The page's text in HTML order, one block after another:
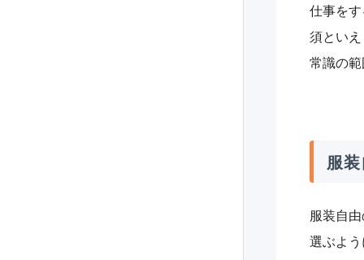
仕事を
須とい
常識の
服
服装自
選ぶよ